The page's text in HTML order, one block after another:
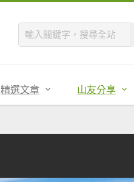
精選文章 山友分享